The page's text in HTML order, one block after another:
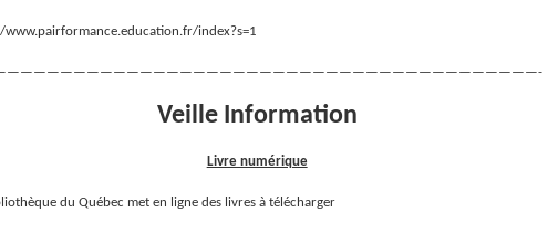
www.pairformance.education.fr/index?s=1
Veille Information
Livre numérique
du Québec met en ligne des livres à télécharger